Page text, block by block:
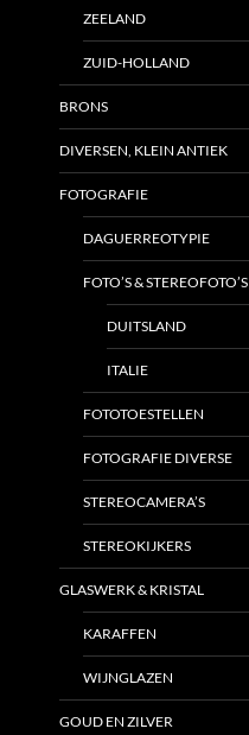
ZEELAND
ZUID-HOLLAND
BRONS
DIVERSEN, KLEIN ANTIEK
FOTOGRAFIE
DAGUERREOTYPIE
FOTO’S & STEREOFOTO’S
DUITSLAND
ITALIE
FOTOTOESTELLEN
FOTOGRAFIE DIVERSE
STEREOCAMERA’S
STEREOKIJKERS
GLASWERK & KRISTAL
KARAFFEN
WIJNGLAZEN
GOUD EN ZILVER